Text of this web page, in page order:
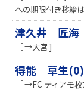
への期限付き移籍
津久井 匠
［ →大宮 ]
得能 草生(0)
［ →FC ティアモ